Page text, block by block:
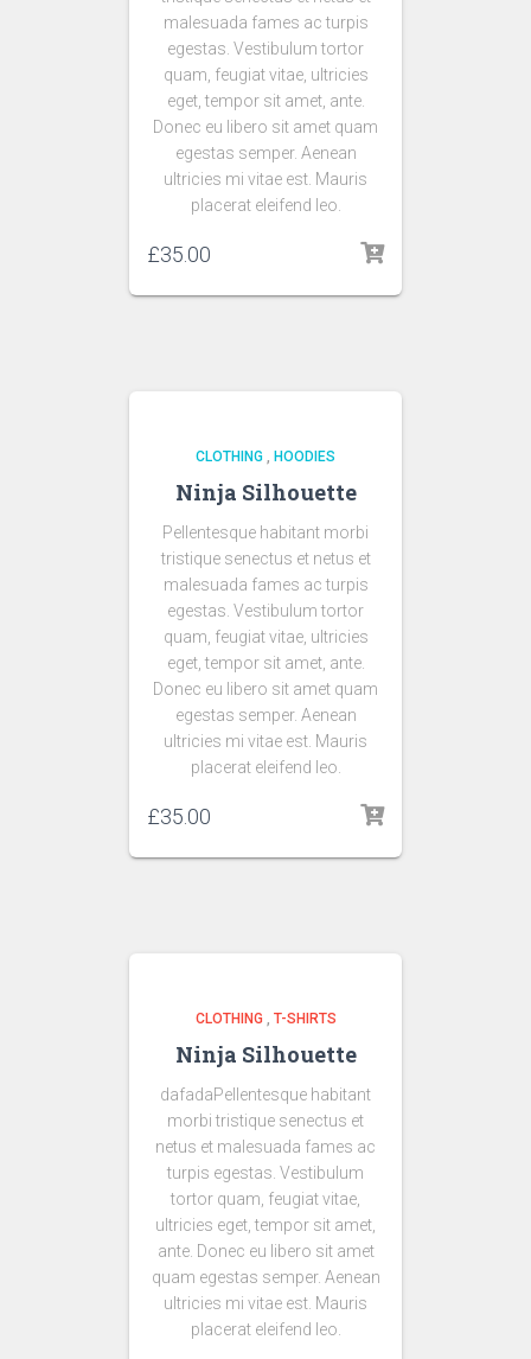
malesuada fames ac turpis
egestas. Vestibulum tortor
quam, feugiat vitae, ultricies
eget, tempor sit amet, ante.
Donec eu libero sit amet quam
egestas semper. Aenean
ultricies mi vitae est. Mauris
placerat eleifend leo.
£35.00
CLOTHING , HOODIES
Ninja Silhouette
Pellentesque habitant morbi
tristique senectus et netus et
malesuada fames ac turpis
egestas. Vestibulum tortor
quam, feugiat vitae, ultricies
eget, tempor sit amet, ante.
Donec eu libero sit amet quam
egestas semper. Aenean
ultricies mi vitae est. Mauris
placerat eleifend leo.
£35.00
CLOTHING , T-SHIRTS
Ninja Silhouette
dafadaPellentesque habitant
morbi tristique senectus et
netus et malesuada fames ac
turpis egestas. Vestibulum
tortor quam, feugiat vitae,
ultricies eget, tempor sit amet,
ante. Donec eu libero sit amet
quam egestas semper. Aenean
ultricies mi vitae est. Mauris
placerat eleifend leo.